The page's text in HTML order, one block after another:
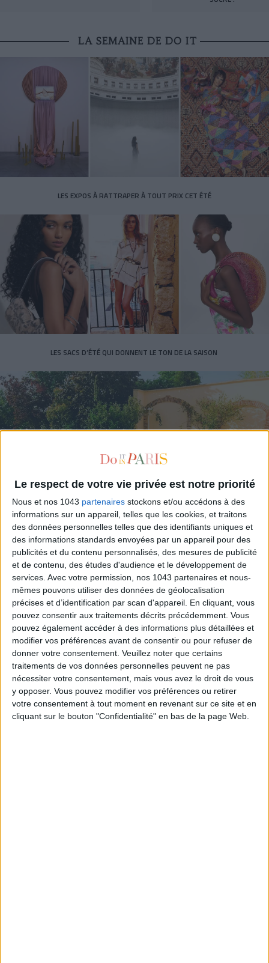
Le respect de votre vie privée est notre priorité
Nous et nos 1043 partenaires stockons et/ou accédons à des
informations sur un appareil, telles que les cookies, et traitons
des données personnelles telles que des identifiants uniques et
des informations standards envoyées par un appareil pour des
publicités et du contenu personnalisés, des mesures de publicité
et de contenu, des études d'audience et le développement de
services. Avec votre permission, nos 1043 partenaires et nous-
mêmes pouvons utiliser des données de géolocalisation
précises et d’identification par scan d'appareil. En cliquant, vous
pouvez consentir aux traitements décrits précédemment. Vous
pouvez également accéder à des informations plus détaillées et
modifier vos préférences avant de consentir ou pour refuser de
donner votre consentement. Veuillez noter que certains
traitements de vos données personnelles peuvent ne pas
nécessiter votre consentement, mais vous avez le droit de vous
y opposer. Vous pouvez modifier vos préférences ou retirer
votre consentement à tout moment en revenant sur ce site et en
cliquant sur le bouton "Confidentialité" en bas de la page Web.
LA SEMAINE DE DO IT
LES EXPOS À RATTRAPER À TOUT PRIX CET ÉTÉ
LES SACS D’ÉTÉ QUI DONNENT LE TON DE LA SAISON
CONNAISSEZ-VOUS LE AIRBNB DE LA PISCINE AUTOUR DE PARIS ?
LES SNEAKERS STARS DE L’ÉTÉ